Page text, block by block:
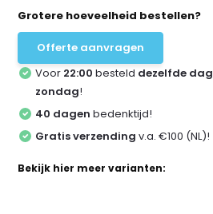
Grotere hoeveelheid bestellen?
Offerte aanvragen
Voor 22:00 besteld dezelfde dag
zondag!
40 dagen bedenktijd!
Gratis verzending v.a. €100 (NL)!
Bekijk hier meer varianten: